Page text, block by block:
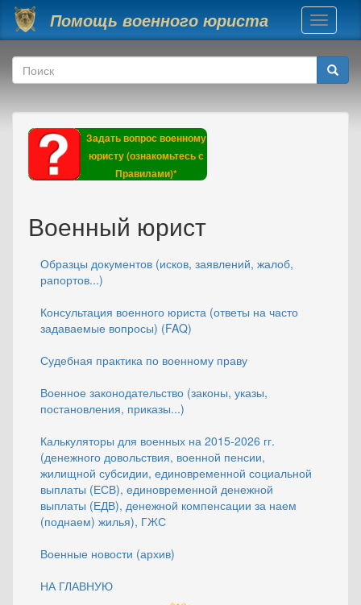
Перейти к основному содержанию
Помощь военного юриста
Toggle
Форма поиска
Поиск
Задать вопрос военному
юристу (ознакомьтесь с
Правилами)*
Военный юрист
Образцы документов (исков, заявлений, жалоб,
рапортов...)
Консультация военного юриста (ответы на часто
задаваемые вопросы) (FAQ)
Судебная практика по военному праву
Военное законодательство (законы, указы,
постановления, приказы...)
Калькуляторы для военных на 2015-2026 гг.
(денежного довольствия, военной пенсии,
жилищной субсидии, единовременной социальной
выплаты (ЕСВ), единовременной денежной
выплаты (ЕДВ), денежной компенсации за наем
(поднаем) жилья), ГЖС
Военные новости (архив)
НА ГЛАВНУЮ